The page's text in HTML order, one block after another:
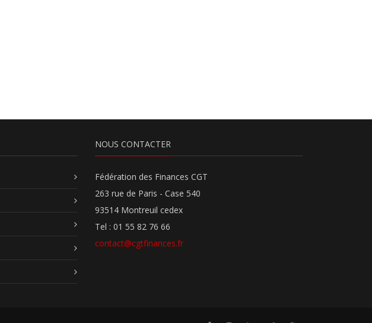
NOUS CONTACTER
Fédération des Finances CGT
263 rue de Paris - Case 540
93514 Montreuil cedex
Tel : 01 55 82 76 66
contact@cgtfinances.fr